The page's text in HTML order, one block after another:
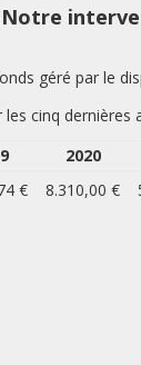
Notre
géré par le
cinq dernières
2020
€ 8.310,00 €